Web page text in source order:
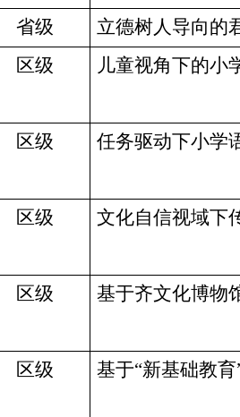
省级
立德树人导向的
区级
儿童视角下的小
区级
任务驱动下小学
区级
文化自信视域下
区级
基于齐文化博物
区级
基于“新基础教